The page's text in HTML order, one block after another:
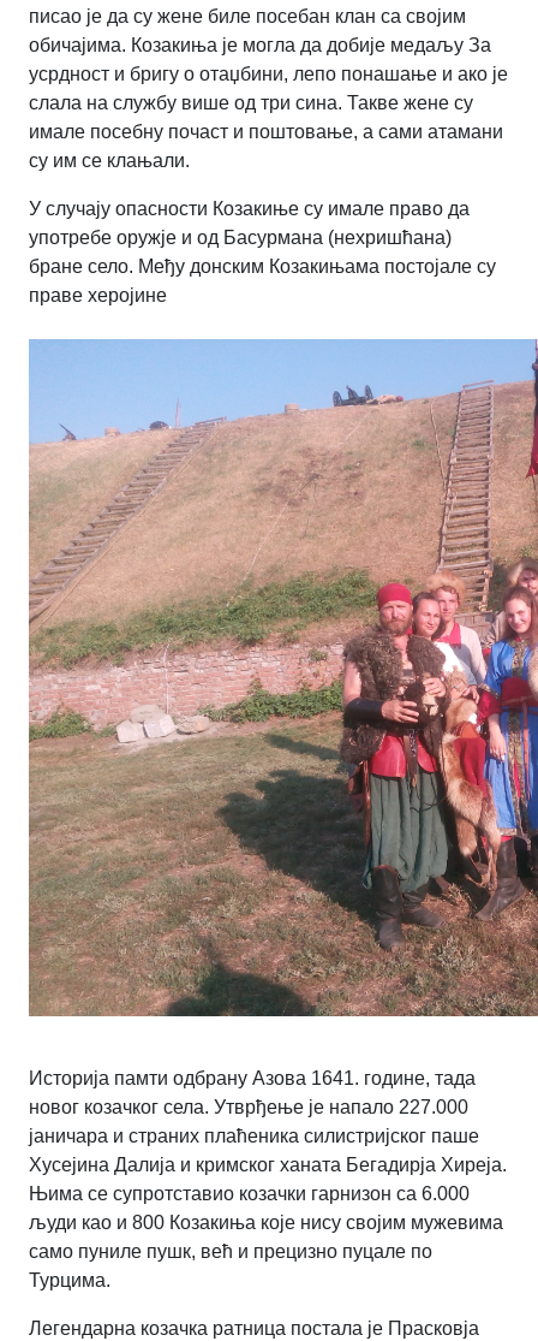
писао је да су жене биле посебан клан са својим
обичајима. Козакиња је могла да добије медаљу За
усрдност и бригу о отаџбини, лепо понашање и ако је
слала на службу више од три сина. Такве жене су
имале посебну почаст и поштовање, а сами атамани
су им се клањали.
У случају опасности Козакиње су имале право да
употребе оружје и од Басурмана (нехришћана)
бране село. Међу донским Козакињама постојале су
праве херојине
Историја памти одбрану Азова 1641. године, тада
новог козачког села. Утврђење је напало 227.000
јаничара и страних плаћеника силистријског паше
Хусејина Далија и кримског ханата Бегадирја Хиреја.
Њима се супротставио козачки гарнизон са 6.000
људи као и 800 Козакиња које нису својим мужевима
само пуниле пушк, већ и прецизно пуцале по
Турцима.
Легендарна козачка ратница постала је Прасковја